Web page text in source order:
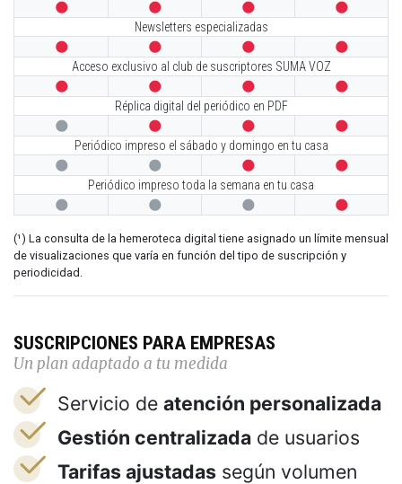
   
Newsletters especializadas
   
Acceso exclusivo al club de suscriptores SUMA VOZ
   
Réplica digital del periódico en PDF
   
Periódico impreso el sábado y domingo en tu casa
   
Periódico impreso toda la semana en tu casa
   
(¹) La consulta de la hemeroteca digital tiene asignado un límite mensual
de visualizaciones que varía en función del tipo de suscripción y
periodicidad.
SUSCRIPCIONES PARA EMPRESAS
Un plan adaptado a tu medida
Servicio de atención personalizada
Gestión centralizada de usuarios
Tarifas ajustadas según volumen